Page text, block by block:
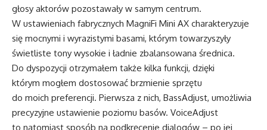
głosy aktorów pozostawały w samym centrum.
W ustawieniach fabrycznych MagniFi Mini AX charakteryzuje
się mocnymi i wyrazistymi basami, którym towarzyszyły
świetliste tony wysokie i ładnie zbalansowana średnica.
Do dyspozycji otrzymałem także kilka funkcji, dzięki
którym mogłem dostosować brzmienie sprzętu
do moich preferencji. Pierwsza z nich, BassAdjust, umożliwia
precyzyjne ustawienie poziomu basów. VoiceAdjust
to natomiast sposób na podkręcenie dialogów – po jej